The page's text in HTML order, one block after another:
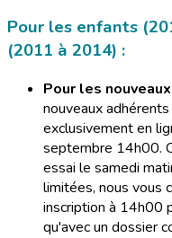
Pour les enfants
(2011 à 2014) :
Pour les
nouveaux
exclusivement en
septembre 14h00.
essai le samedi
limitées, nous vous
inscription à 14h00
qu'avec un dossier